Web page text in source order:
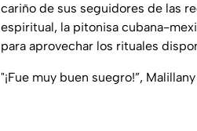
cariño de sus seguidores de las
espiritual, la pitonisa cubana-
para aprovechar los rituales
"¡Fue muy buen suegro!”,